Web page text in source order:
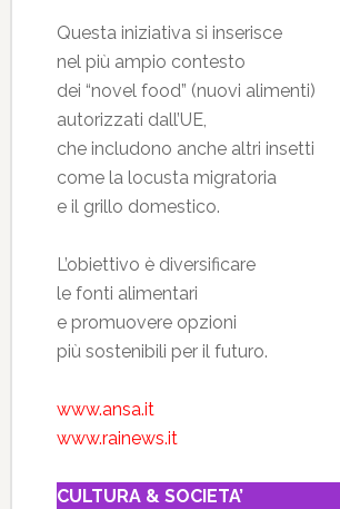
Questa iniziativa si inserisce
nel più ampio contesto
dei “novel food” (nuovi alimenti)
autorizzati dall’UE,
che includono anche altri insetti
come la locusta migratoria
e il grillo domestico.
L’obiettivo è diversificare
le fonti alimentari
e promuovere opzioni
più sostenibili per il futuro.
www.ansa.it
www.rainews.it
CULTURA & SOCIETA’